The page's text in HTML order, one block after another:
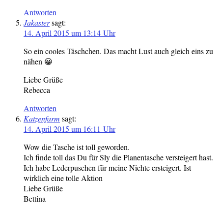
Antworten
Jakastersagt:
14. April 2015 um 13:14 Uhr
So ein cooles Täschchen. Das macht Lust auch gleich eins zu
nähen 😀
Liebe Grüße
Rebecca
Antworten
Katzenfarm sagt:
14. April 2015 um 16:11 Uhr
Wow die Tasche ist toll geworden.
Ich finde toll das Du für Sly die Planentasche versteigert hast.
Ich habe Lederpuschen für meine Nichte ersteigert. Ist
wirklich eine tolle Aktion
Liebe Grüße
Bettina